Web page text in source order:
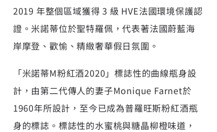
2019 年整個區域獲得 3 級 HVE法國環境保護認
證。米諾蒂位於聖特羅佩，代表著法國蔚藍海
岸摩登、歡愉、精緻奢華假日氛圍。
「米諾蒂M粉紅酒2020」標誌性的曲線瓶身設
計，由第二代傳人的妻子Monique Farnet於
1960年所設計，至今已成為普羅旺斯粉紅酒瓶
身的標誌。標誌性的水蜜桃與糖晶柳橙味道，